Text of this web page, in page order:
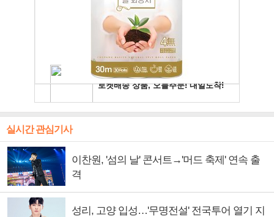
실시간 관심기사
이찬원, '섬의 날' 콘서트→'머드 축제' 연속 출
격
성리, 고양 입성…'무명전설' 전국투어 열기 지